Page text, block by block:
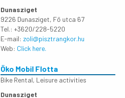
Dunasziget
9226 Dunasziget, Fő utca 67
Tel.: +3620/228-5220
E-mail: zoli@pisztrangkor.hu
Web: Click here.
Öko Mobil Flotta
Bike Rental, Leisure activities
Dunasziget